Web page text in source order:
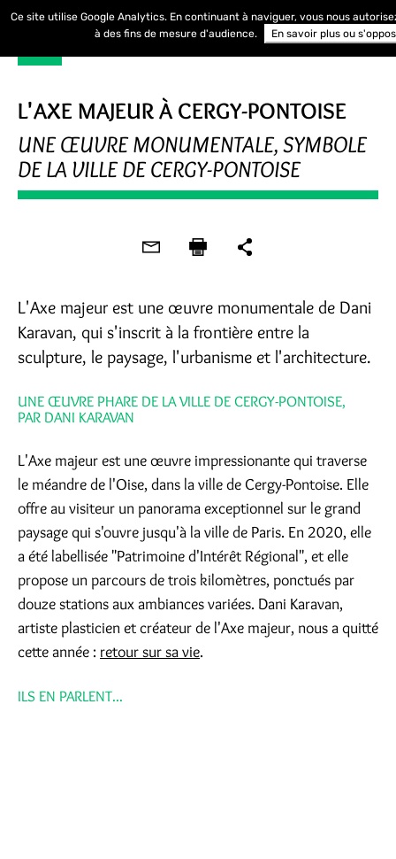
L'AXE MAJEUR À CERGY-PONTOISE
UNE ŒUVRE MONUMENTALE, SYMBOLE
DE LA VILLE DE CERGY-PONTOISE
L'Axe majeur est une œuvre monumentale de Dani
Karavan, qui s'inscrit à la frontière entre la
sculpture, le paysage, l'urbanisme et l'architecture.
UNE ŒUVRE PHARE DE LA VILLE DE CERGY-PONTOISE,
PAR DANI KARAVAN
L'Axe majeur est une œuvre impressionante qui traverse
le méandre de l'Oise, dans la ville de Cergy-Pontoise. Elle
offre au visiteur un panorama exceptionnel sur le grand
paysage qui s'ouvre jusqu'à la ville de Paris. En 2020, elle
a été labellisée "Patrimoine d'Intérêt Régional", et elle
propose un parcours de trois kilomètres, ponctués par
douze stations aux ambiances variées. Dani Karavan,
artiste plasticien et créateur de l'Axe majeur, nous a quitté
cette année : retour sur sa vie.
ILS EN PARLENT...
Ce site utilise Google Analytics. En continuant à naviguer, vous nous
à des fins de mesure d'audience.
En savoir plus ou